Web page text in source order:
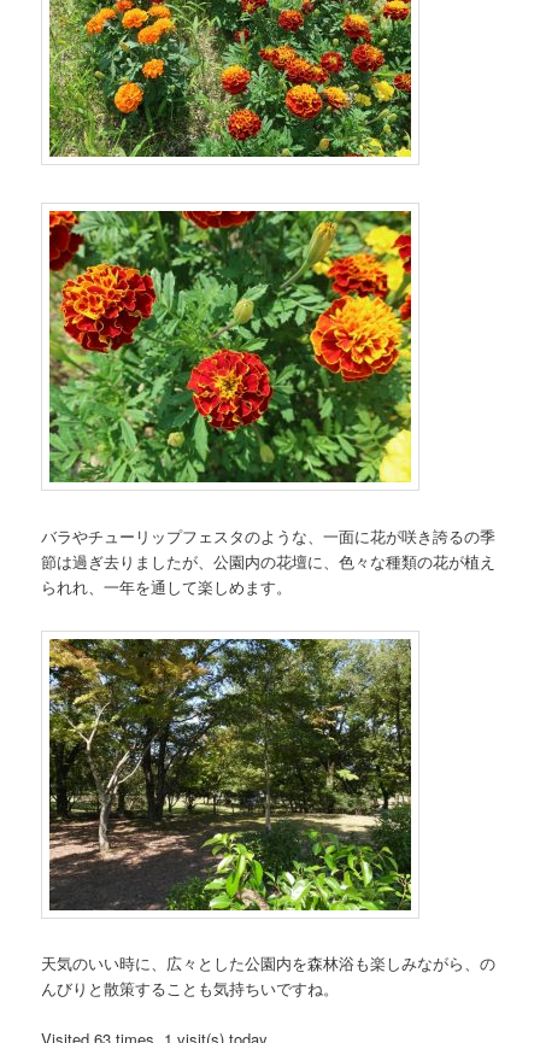
バラやチューリップフェスタのような、一面に花が咲き誇るの季
節は過ぎ去りましたが、公園内の花壇に、色々な種類の花が植え
られれ、一年を通して楽しめます。
天気のいい時に、広々とした公園内を森林浴も楽しみながら、の
んびりと散策することも気持ちいですね。